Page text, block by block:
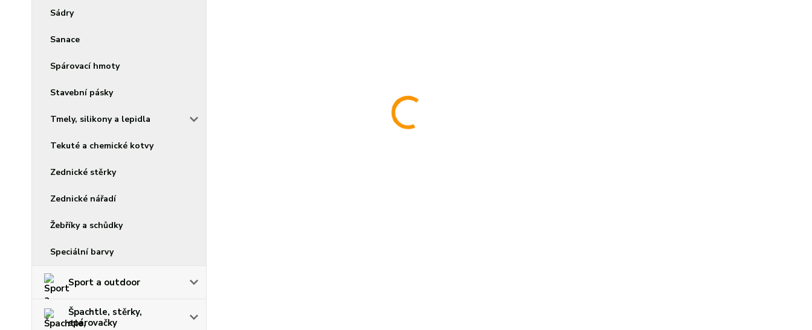
Sádry
Sanace
Spárovací hmoty
Stavební pásky
Tmely, silikony a lepidla
Tekuté a chemické kotvy
Zednické stěrky
Zednické nářadí
Žebříky a schůdky
Speciální barvy
Sport a outdoor
Špachtle, stěrky,
spárovačky